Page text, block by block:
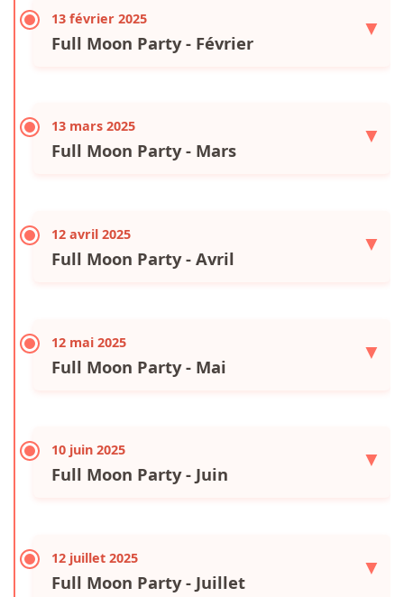
13 février 2025
Full Moon Party - Février
▼
13 mars 2025
Full Moon Party - Mars
▼
12 avril 2025
Full Moon Party - Avril
▼
12 mai 2025
Full Moon Party - Mai
▼
10 juin 2025
Full Moon Party - Juin
▼
12 juillet 2025
Full Moon Party - Juillet
▼